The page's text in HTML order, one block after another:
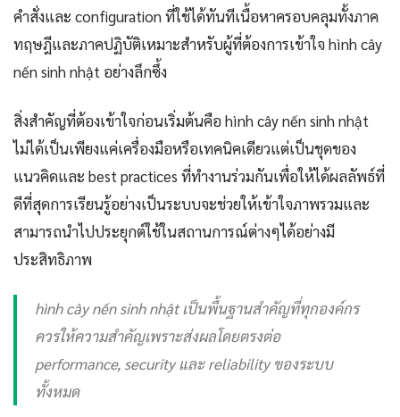
คำสั่งและ configuration ที่ใช้ได้ทันทีเนื้อหาครอบคลุมทั้งภาค
ทฤษฎีและภาคปฏิบัติเหมาะสำหรับผู้ที่ต้องการเข้าใจ hình cây
nến sinh nhật อย่างลึกซึ้ง
สิ่งสำคัญที่ต้องเข้าใจก่อนเริ่มต้นคือ hình cây nến sinh nhật
ไม่ได้เป็นเพียงแค่เครื่องมือหรือเทคนิคเดียวแต่เป็นชุดของ
แนวคิดและ best practices ที่ทำงานร่วมกันเพื่อให้ได้ผลลัพธ์ที่
ดีที่สุดการเรียนรู้อย่างเป็นระบบจะช่วยให้เข้าใจภาพรวมและ
สามารถนำไปประยุกต์ใช้ในสถานการณ์ต่างๆได้อย่างมี
ประสิทธิภาพ
hình cây nến sinh nhật เป็นพื้นฐานสำคัญที่ทุกองค์กร
ควรให้ความสำคัญเพราะส่งผลโดยตรงต่อ
performance, security และ reliability ของระบบ
ทั้งหมด